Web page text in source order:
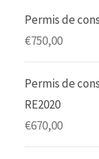
Permis de
€750,00
Permis de
RE2020
€670,00